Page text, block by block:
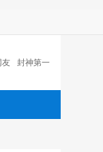
神第一部 新